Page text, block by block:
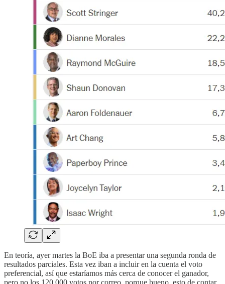
En teoría, ayer martes la BoE iba a presentar una segunda ronda de
resultados parciales. Esta vez iban a incluir en la cuenta el voto
preferencial, así que estaríamos más cerca de conocer el ganador,